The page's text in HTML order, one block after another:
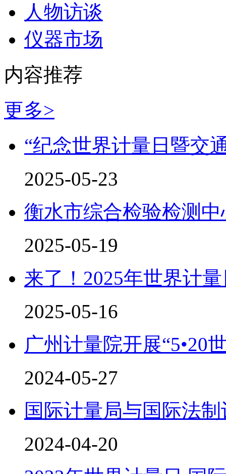
人物访谈
仪器市场
内容推荐
更多>
“纪念世界计量日暨交
2025-05-23
衡水市综合检验检测中
2025-05-19
来了！2025年世界计
2025-05-16
广州计量院开展“5•20
2024-05-27
国际计量局与国际法
2024-04-20